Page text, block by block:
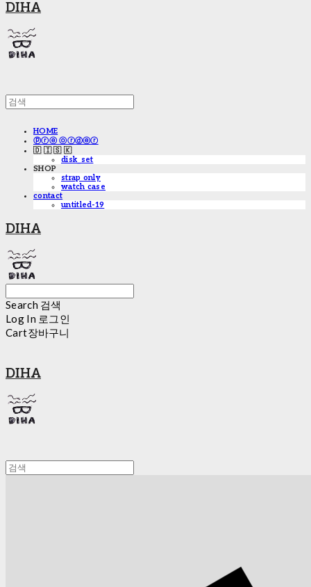
DIHA
HOME
ⓟⓡⓔ ⓞⓡⓓⓔⓡ
🇩 🇮 🇸 🇰
disk_set
SHOP
strap only
watch case
contact
untitled-19
DIHA
Search 검색
Log In 로그인
Cart장바구니
DIHA